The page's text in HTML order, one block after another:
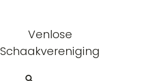
Venlose
Schaakvereniging